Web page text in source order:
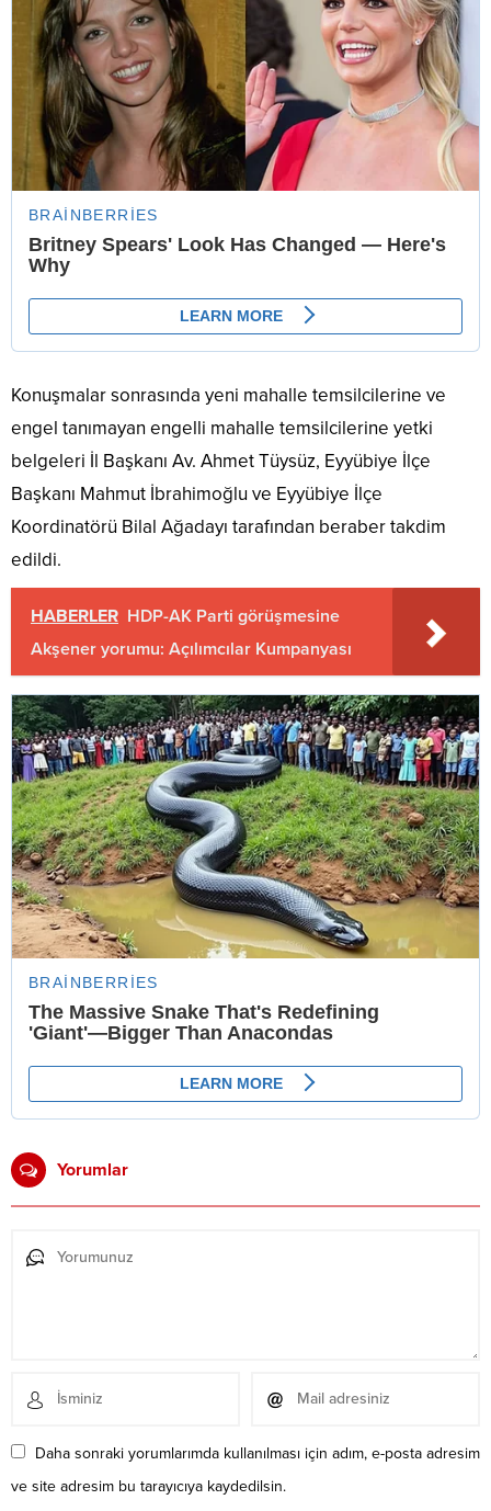
Konuşmalar sonrasında yeni mahalle temsilcilerine ve
engel tanımayan engelli mahalle temsilcilerine yetki
belgeleri İl Başkanı Av. Ahmet Tüysüz, Eyyübiye İlçe
Başkanı Mahmut İbrahimoğlu ve Eyyübiye İlçe
Koordinatörü Bilal Ağadayı tarafından beraber takdim
edildi.
HABERLER HDP-AK Parti görüşmesine
Akşener yorumu: Açılımcılar Kumpanyası
Yorumlar
Daha sonraki yorumlarımda kullanılması için adım, e-posta adresim
ve site adresim bu tarayıcıya kaydedilsin.